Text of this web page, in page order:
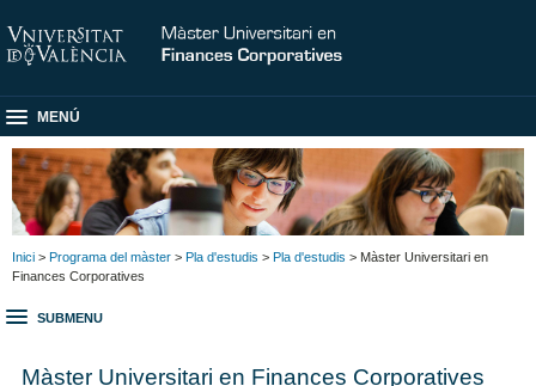
MENÚ
Inici > Programa del màster > Pla d'estudis > Pla d'estudis > Màster Universitari en
Finances Corporatives
SUBMENU
Màster Universitari en Finances Corporatives